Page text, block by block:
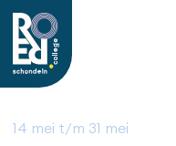
14 mei t/m 31 mei